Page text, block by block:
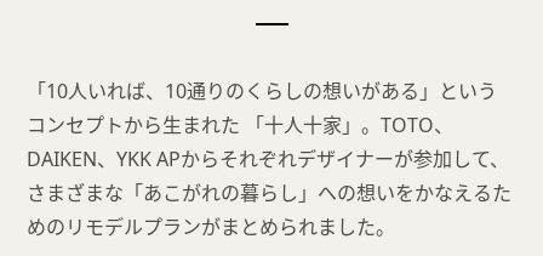
「10人いれば、10通りのくらしの想いがある」という
コンセプトから生まれた 「十人十家」。TOTO、
DAIKEN、YKK APからそれぞれデザイナーが参加して、
さまざまな「あこがれの暮らし」への想いをかなえるた
めのリモデルプランがまとめられました。